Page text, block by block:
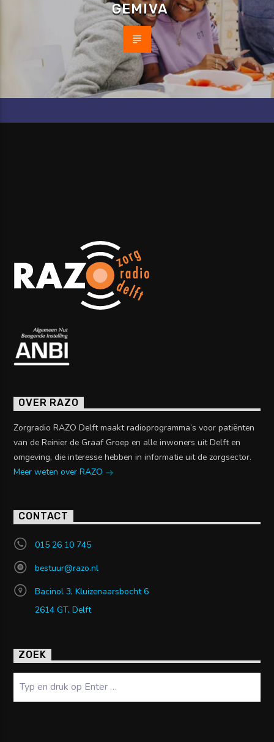
GEMIVA
OVER RAZO
Zorgradio RAZO Delft maakt radioprogramma’s voor patiënten
van de Reinier de Graaf Groep en alle inwoners uit Delft en
omgeving, die interesse hebben in informatie uit de zorgsector.
Meer weten over RAZO
CONTACT
015 26 10 745
bestuur@razo.nl
Bacinol 3, Kluizenaarsbocht 6
2614 GT, Delft
ZOEK